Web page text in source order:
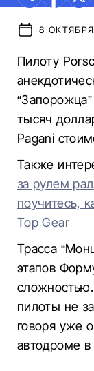
8 ОКТЯБРЯ
Пилоту
тысяч
Pagani
Также
за рулем
поучитесь,
Top Gear
Трасса
этапов
пилоты не
говоря уже
автодроме в